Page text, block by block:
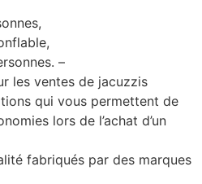
–
les ventes de jacuzzis
qui vous permettent de
lors de l’achat d’un
fabriqués par des marques